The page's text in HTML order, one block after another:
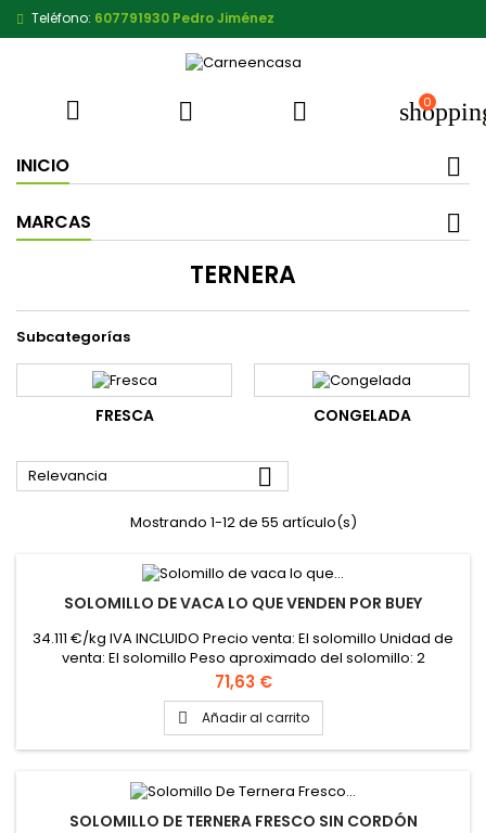
Teléfono: 607791930 Pedro Jiménez
   0
INICIO
MARCAS
TERNERA
Subcategorías
FRESCA CONGELADA
Relevancia 
Mostrando 1-12 de 55 artículo(s)
SOLOMILLO DE VACA LO QUE VENDEN POR BUEY
34.111 €/kg IVA INCLUIDO Precio venta: El solomillo Unidad de
venta: El solomillo Peso aproximado del solomillo: 2
kilogramos
Precio
71,63 €
 Añadir al carrito
SOLOMILLO DE TERNERA FRESCO SIN CORDÓN